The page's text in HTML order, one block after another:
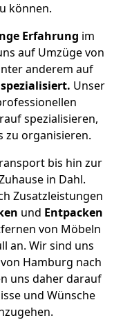
können.
Erfahrung im
auf Umzüge von
anderem auf
Unser
spezialisieren,
zu organisieren.
bis hin zur
in Dahl.
Zusatzleistungen
und Entpacken
von Möbeln
an. Wir sind uns
Hamburg nach
uns daher darauf
und Wünsche